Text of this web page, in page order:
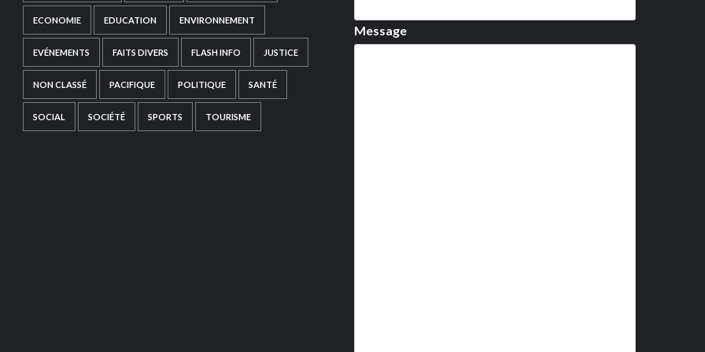
ECONOMIE EDUCATION ENVIRONNEMENT
EVÉNEMENTS FAITS DIVERS FLASH INFO JUSTICE
NON CLASSÉ PACIFIQUE POLITIQUE SANTÉ
SOCIAL SOCIÉTÉ SPORTS TOURISME
Message